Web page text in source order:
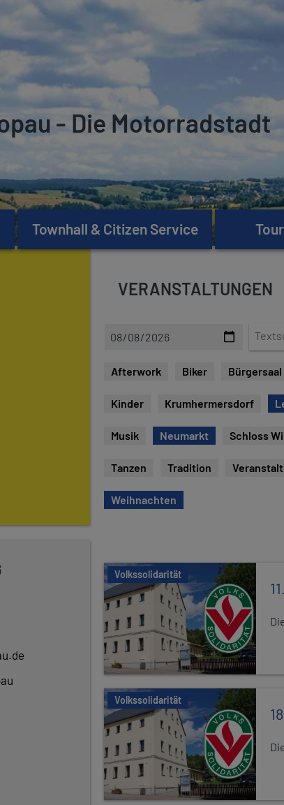
- Die Motorradstadt
Townhall & Citizen Service
VERANSTALTUNGEN
t
u
h
Afterwork Biker
Kinder Krumhermersdorf
Musik Neumarkt Schloss
Tanzen Tradition
Weihnachten
Volkssolidarität
Volkssolidarität